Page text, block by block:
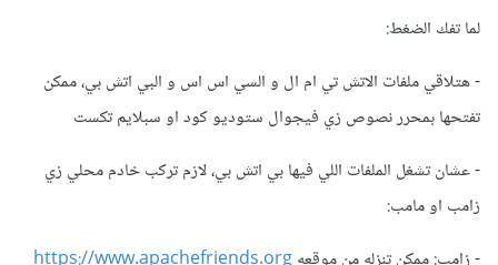
لما تفك الضغط:
- هتلاقي ملفات الاتش تي ام ال و السي اس اس و البي اتش بي، ممكن
تفتحها بمحرر نصوص زي فيجوال ستوديو كود او سبلايم تكست
- عشان تشغل الملفات اللي فيها بي اتش بي، لازم تركب خادم محلي زي
زامب او مامب: